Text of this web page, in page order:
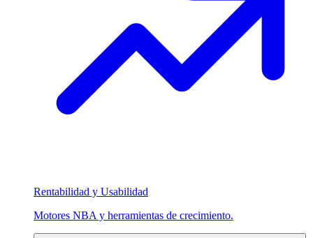
Rentabilidad y Usabilidad
Motores NBA y herramientas de crecimiento.